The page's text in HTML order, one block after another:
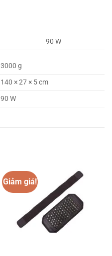
90 W
3000 g
140 × 27 × 5 cm
90 W
Giảm giá!